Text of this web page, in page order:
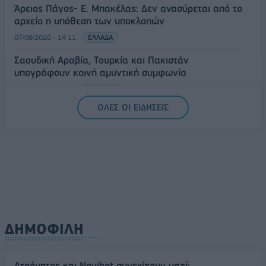
Άρειος Πάγος- Ε. Μπακέλας: Δεν ανασύρεται από το
αρχείο η υπόθεση των υποκλοπών
07/08/2026 - 14:11 ΕΛΛΑΔΑ
Σαουδική Αραβία, Τουρκία και Πακιστάν
υπογράφουν κοινή αμυντική συμφωνία
ΟΛΕΣ ΟΙ ΕΙΔΗΣΕΙΣ
ΔΗΜΟΦΙΛΗ